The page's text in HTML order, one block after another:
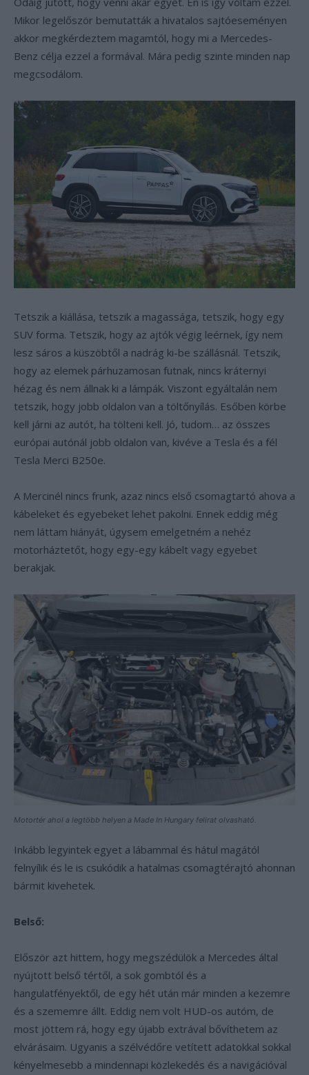
Mikor legelőször bemutatták a hivatalos sajtóeseményen
akkor megkérdeztem magamtól, hogy mi a Mercedes-
Benz célja ezzel a formával. Mára pedig szinte minden nap
megcsodálom.
Tetszik a kiállása, tetszik a magassága, tetszik, hogy egy
SUV forma. Tetszik, hogy az ajtók végig leérnek, így nem
lesz sáros a küszöbtől a nadrág ki-be szállásnál. Tetszik,
hogy az elemek párhuzamosan futnak, nincs kráternyi
hézag és nem állnak ki a lámpák. Viszont egyáltalán nem
tetszik, hogy jobb oldalon van a töltőnyílás. Esőben körbe
kell járni az autót, ha tölteni kell. Jó, tudom… az összes
európai autónál jobb oldalon van, kivéve a Tesla és a fél
Tesla Merci B250e.
A Mercinél nincs frunk, azaz nincs első csomagtartó ahova a
kábeleket és egyebeket lehet pakolni. Ennek eddig még
nem láttam hiányát, úgysem emelgetném a nehéz
motorháztetőt, hogy egy-egy kábelt vagy egyebet
berakjak.
Motortér ahol a legtöbb helyen a Made In Hungary felirat olvasható.
Inkább legyintek egyet a lábammal és hátul magától
felnyílik és le is csukódik a hatalmas csomagtérajtó ahonnan
bármit kivehetek.
Belső:
Először azt hittem, hogy megszédülök a Mercedes által
nyújtott belső tértől, a sok gombtól és a
hangulatfényektől, de egy hét után már minden a kezemre
és a szememre állt. Eddig nem volt HUD-os autóm, de
most jöttem rá, hogy egy újabb extrával bővíthetem az
elvárásaim. Ugyanis a szélvédőre vetített adatokkal sokkal
kényelmesebb a mindennapi közlekedés és a navigációval